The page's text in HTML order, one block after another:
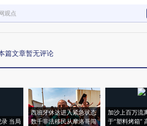
观点
篇文章暂无评论
当局
西班牙休达进入紧急状态
数千非法移民从摩洛哥闯
加沙上百万流
于“塑料烤箱”